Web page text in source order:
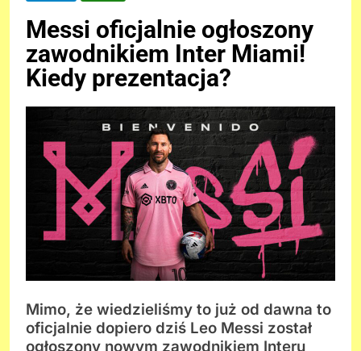
Messi oficjalnie ogłoszony
zawodnikiem Inter Miami!
Kiedy prezentacja?
Mimo, że wiedzieliśmy to już od dawna to
oficjalnie dopiero dziś Leo Messi został
ogłoszony nowym zawodnikiem Interu